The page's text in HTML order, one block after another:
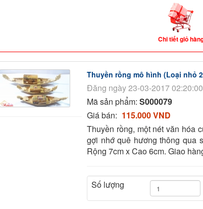
Chi tiết giỏ
Thuyền rồng mô hình (Loại nhỏ
Đăng ngày 23-03-2017
Mã sản phẩm:S000079
Giá bán: 115.000 VND
Thuyền rồng, một nét văn hóa
gợi nhớ quê hương thông qua
Rộng 7cm x Cao 6cm. Giao
Số lượng